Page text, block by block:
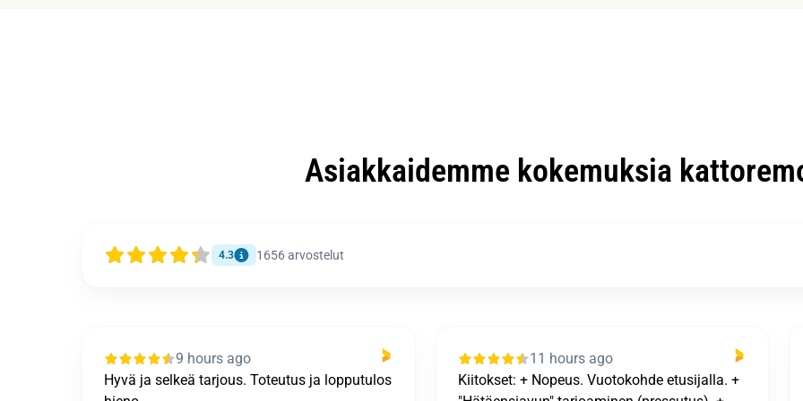
Asiakkaidemme kokemuksia
4.3 1656arvostelut
11 hours ago
Kiitokset: + Nopeus. Vuotokohde etusijalla. +
14 hours ago
Kaikki sujui loistavastija tulos oli kiitettävä